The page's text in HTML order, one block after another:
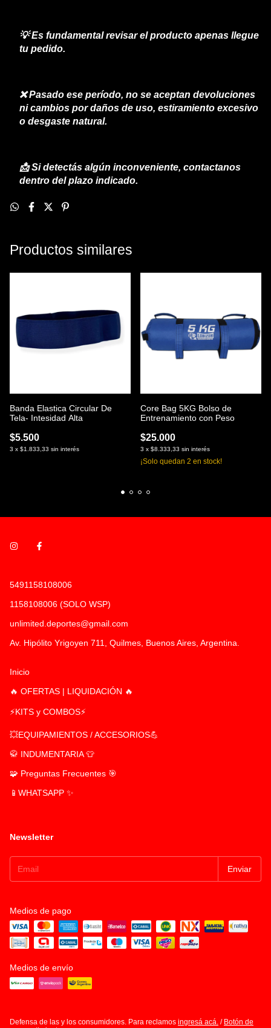
💡 Es fundamental revisar el producto apenas llegue
tu pedido.
❌ Pasado ese período, no se aceptan devoluciones
ni cambios por daños de uso, estiramiento excesivo
o desgaste natural.
📩 Si detectás algún inconveniente, contactanos
dentro del plazo indicado.
Productos similares
Banda Elastica Circular De
Tela- Intesidad Alta
$5.500
3 x $1.833,33 sin interés
Core Bag 5KG Bolso de
Entrenamiento con Peso
$25.000
3 x $8.333,33 sin interés
¡Solo quedan 2 en stock!
5491158108006
1158108006 (SOLO WSP)
unlimited.deportes@gmail.com
Av. Hipólito Yrigoyen 711, Quilmes, Buenos Aires, Argentina.
Inicio
🔥 OFERTAS | LIQUIDACIÓN 🔥
⚡KITS y COMBOS⚡
💥EQUIPAMIENTOS / ACCESORIOS💪
🥋 INDUMENTARIA 👕
🧩 Preguntas Frecuentes 🎯
📱WHATSAPP ✨
Newsletter
Medios de pago
Medios de envío
Defensa de las y los consumidores. Para reclamos ingresá acá. / Botón de